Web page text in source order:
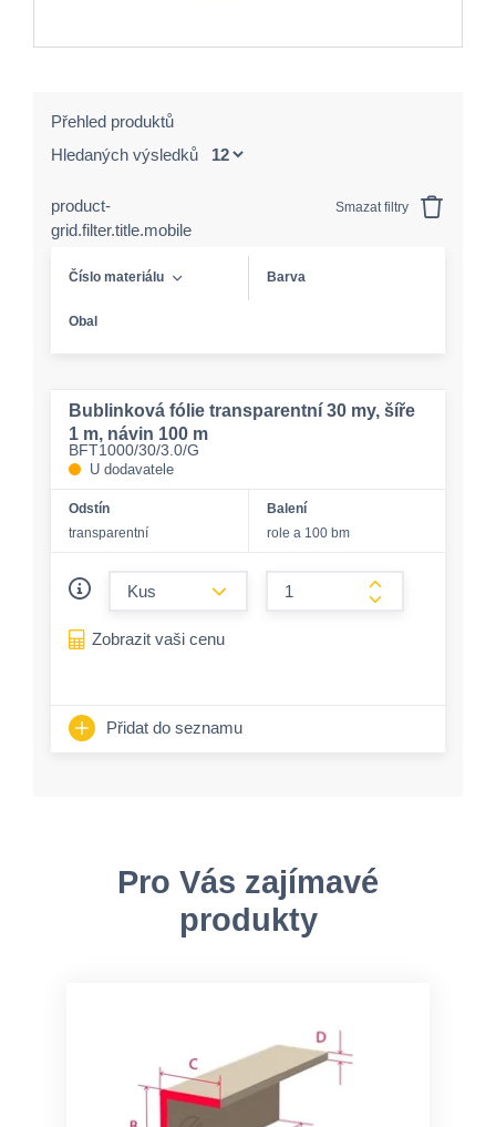
Přehled produktů
Hledaných výsledků
product-
grid.filter.title.mobile
Smazat filtry
Číslo materiálu Barva
Obal
Bublinková fólie transparentní 30 my, šíře
1 m, návin 100 m
BFT1000/30/3.0/G
U dodavatele
Odstín
transparentní
Balení
role a 100 bm
form.increase-
Zobrazit vaši cenu
Přidat do seznamu
Pro Vás zajímavé
produkty